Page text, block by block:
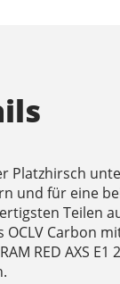
Platzhirsch
und für eine
Teilen
OCLV Carbon
RED AXS